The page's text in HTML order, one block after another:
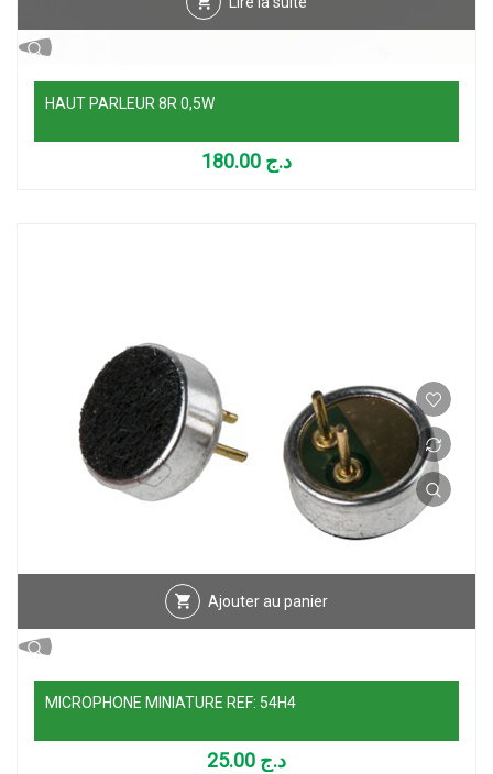
HAUT PARLEUR 8R 0,5W
د.ج
Ajouter au panier
MICROPHONE MINIATURE REF: 54H4
د.ج